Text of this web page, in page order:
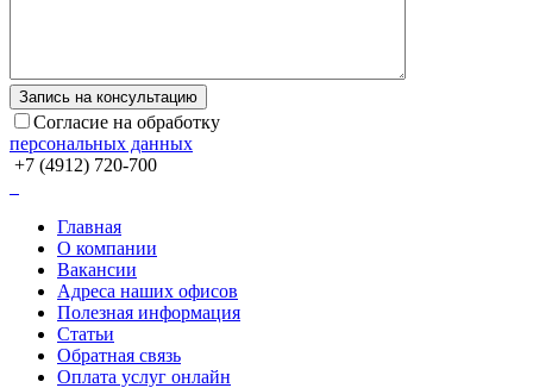
Согласие на обработку
персональных данных
+7 (4912) 720-700
Главная
О компании
Вакансии
Адреса наших офисов
Полезная информация
Статьи
Обратная связь
Оплата услуг онлайн